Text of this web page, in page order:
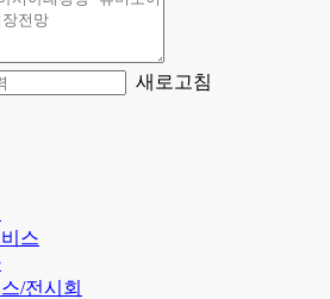
새로고침
스
/전시회